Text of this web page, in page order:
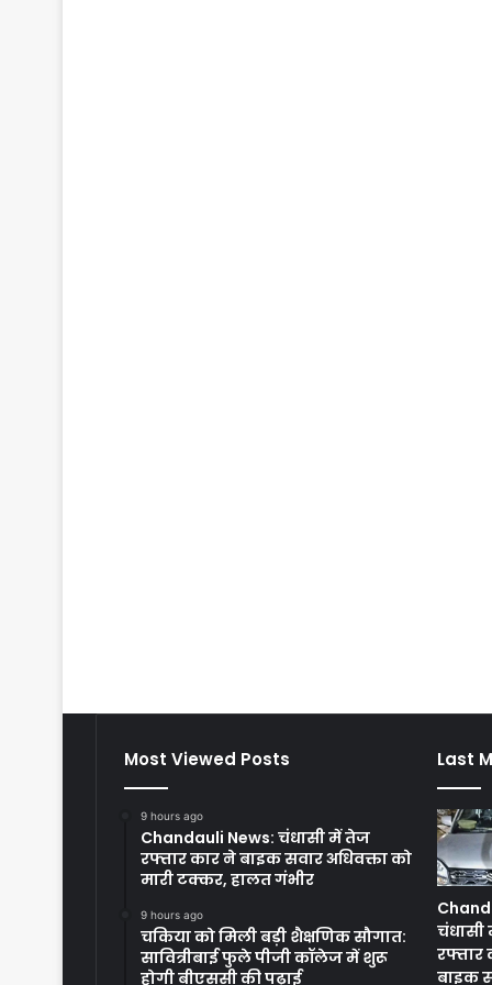
Most Viewed Posts
9 hours ago
Chandauli News: चंधासी में तेज
रफ्तार कार ने बाइक सवार अधिवक्ता को
मारी टक्कर, हालत गंभीर
9 hours ago
चकिया को मिली बड़ी शैक्षणिक सौगात:
सावित्रीबाई फुले पीजी कॉलेज में शुरू
होगी बीएससी की पढ़ाई
Last
रफ्तार
बाइक